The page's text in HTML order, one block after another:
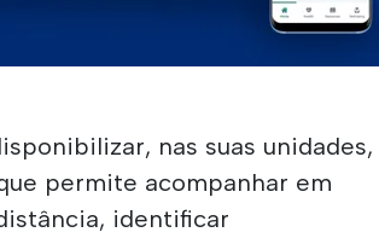
nas suas unidades,
permite acompanhar em
identificar